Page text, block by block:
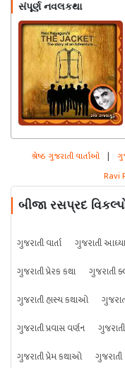
સંપૂર્ણ નવલકથા
શ્રેષ્ઠ ગુજરાતી વાર્તાઓ |
Ravi
બીજા રસપ્રદ
ગુજરાતી વાર્તા ગુજરાતી
ગુજરાતી પ્રેરક કથા
ગુજરાતી
ગુજરાતી હાસ્ય કથાઓ
ગુજરાતી પ્રવાસ વર્ણન
ગુજરાતી પ્રેમ કથાઓ
ગુજરાતી